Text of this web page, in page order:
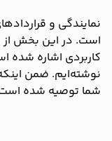
نمایندگی و
است. در این بخش از
کاربردی اشاره شده
نوشته‌ایم. ضمن
شما توصیه شده